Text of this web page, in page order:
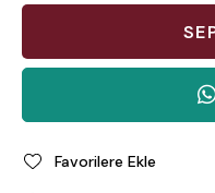
Favorilere Ekle